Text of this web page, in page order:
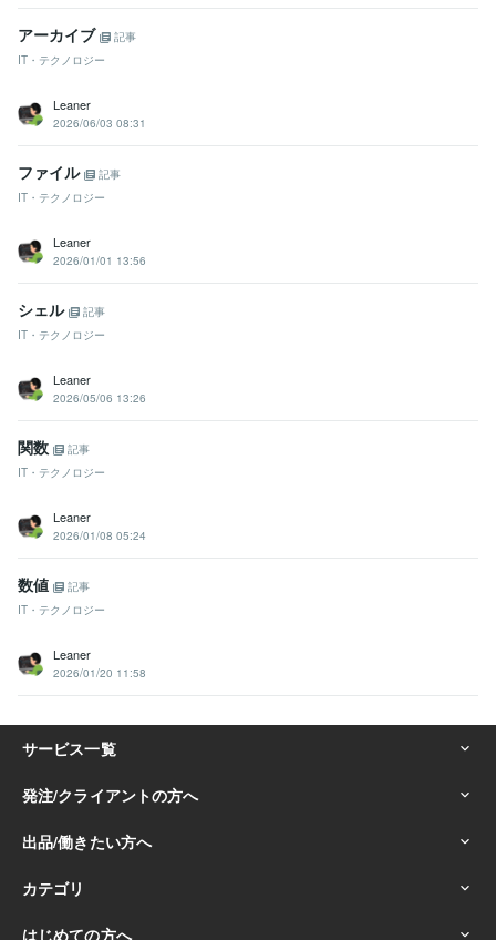
アーカイブ
記事
IT・テクノロジー
Leaner
2026/06/03 08:31
ファイル
記事
IT・テクノロジー
Leaner
2026/01/01 13:56
シェル
記事
IT・テクノロジー
Leaner
2026/05/06 13:26
関数
記事
IT・テクノロジー
Leaner
2026/01/08 05:24
数値
記事
IT・テクノロジー
Leaner
2026/01/20 11:58